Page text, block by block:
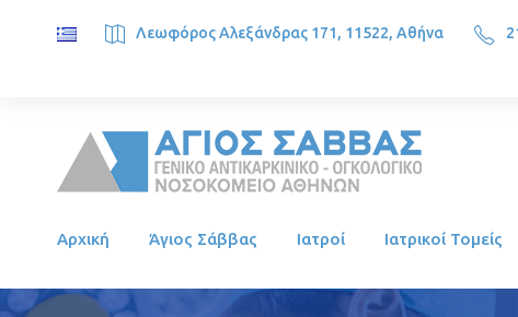
Λεωφόρος Αλεξάνδρας 171, 11522, Αθήνα
Αρχική Άγιος Σάββας Ιατροί Ιατρικοί Τομείς